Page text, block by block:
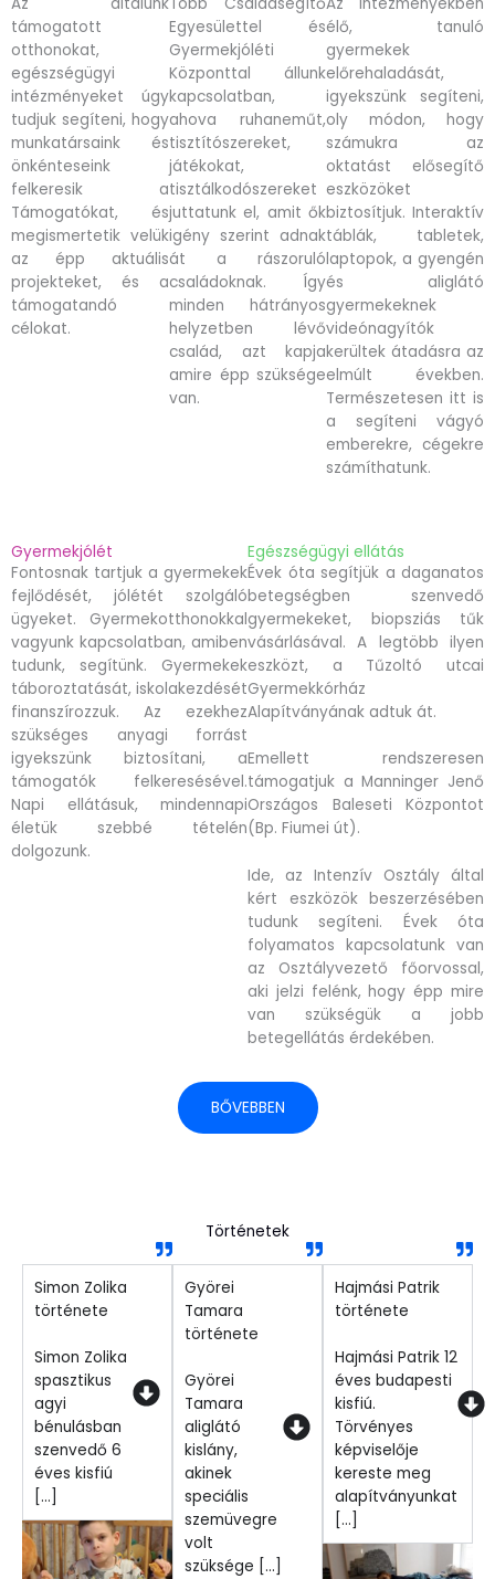
támogatott
otthonokat,
egészségügyi
intézményeket úgy
tudjuk segíteni, hogy
munkatársaink és
önkénteseink
felkeresik a
Támogatókat, és
megismertetik velük
az épp aktuális
projekteket, és a
támogatandó
célokat.
Egyesülettel és
Gyermekjóléti
Központtal állunk
kapcsolatban,
ahova ruhaneműt,
tisztítószereket,
játékokat,
tisztálkodószereket
juttatunk el, amit ők
igény szerint adnak
át a rászoruló
családoknak. Így
minden hátrányos
helyzetben lévő
család, azt kapja
amire épp szüksége
van.
élő, tanuló
gyermekek
előrehaladását,
igyekszünk segíteni,
oly módon, hogy
számukra az
oktatást elősegítő
eszközöket
biztosítjuk. Interaktív
táblák, tabletek,
laptopok, a gyengén
és aliglátó
gyermekeknek
videónagyítók
kerültek átadásra az
elmúlt években.
Természetesen itt is
a segíteni vágyó
emberekre, cégekre
számíthatunk.
Gyermekjólét
Fontosnak tartjuk a gyermekek
fejlődését, jólétét szolgáló
ügyeket. Gyermekotthonokkal
vagyunk kapcsolatban, amiben
tudunk, segítünk. Gyermekek
táboroztatását, iskolakezdését
finanszírozzuk. Az ezekhez
szükséges anyagi forrást
igyekszünk biztosítani, a
támogatók felkeresésével.
Napi ellátásuk, mindennapi
életük szebbé tételén
dolgozunk.
Egészségügyi ellátás
Évek óta segítjük a daganatos
betegségben szenvedő
gyermekeket, biopsziás tűk
vásárlásával. A legtöbb ilyen
eszközt, a Tűzoltó utcai
Gyermekkórház
Alapítványának adtuk át.
Emellett rendszeresen
támogatjuk a Manninger Jenő
Országos Baleseti Központot
(Bp. Fiumei út).
Ide, az Intenzív Osztály által
kért eszközök beszerzésében
tudunk segíteni. Évek óta
folyamatos kapcsolatunk van
az Osztályvezető főorvossal,
aki jelzi felénk, hogy épp mire
van szükségük a jobb
betegellátás érdekében.
BŐVEBBEN
Történetek
Simon Zolika
története
Simon Zolika
spasztikus
agyi
bénulásban
szenvedő 6
éves kisfiú
[...]
Györei
Tamara
története
Györei
Tamara
aliglátó
kislány,
akinek
speciális
szemüvegre
volt
szüksége [...]
Hajmási Patrik
története
Hajmási Patrik 12
éves budapesti
kisfiú.
Törvényes
képviselője
kereste meg
alapítványunkat
[...]